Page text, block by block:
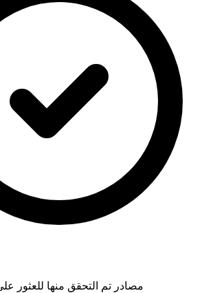
مصادر تم التحقق منها للعثور